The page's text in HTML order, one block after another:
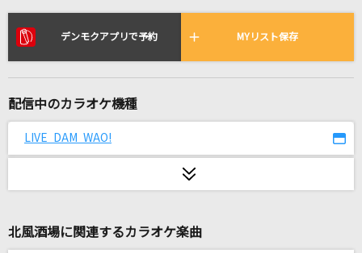
一青 窈
Mr.Children
[プロオケ]千の風になって
[生音]糸
デンモクアプリで予約 MYリスト保存
配信中のカラオケ機種
LIVE DAM WAO!
北風酒場に関連するカラオケ楽曲